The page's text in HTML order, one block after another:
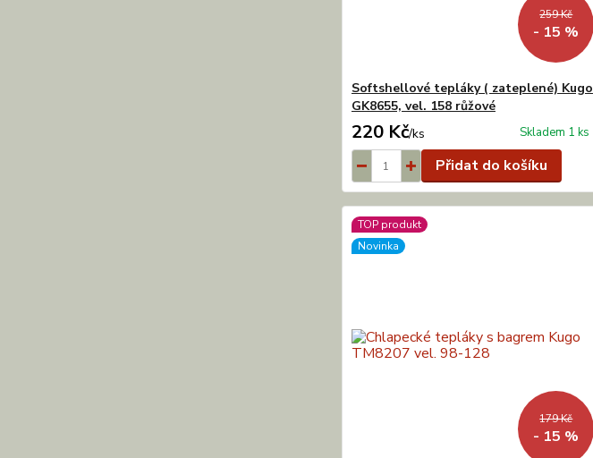
259 Kč
- 15 %
Softshellové tepláky ( zateplené) Kugo
GK8655, vel. 158 růžové
220 Kč/ks Skladem 1 ks
Přidat do košíku
TOP produkt
Novinka
179 Kč
- 15 %